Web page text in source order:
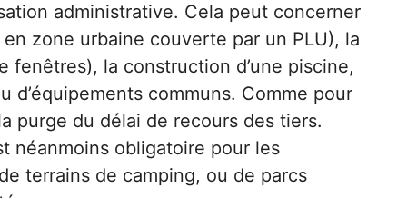
administrative. Cela peut concerner
zone urbaine couverte par un PLU), la
fenêtres), la construction d’une piscine,
d’équipements communs. Comme pour
purge du délai de recours des tiers.
néanmoins obligatoire pour les
terrains de camping, ou de parcs